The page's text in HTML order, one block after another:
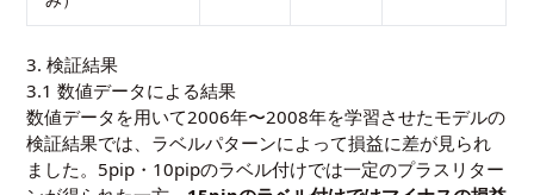
3. 検証結果
3.1 数値データによる結果
数値データを用いて2006年〜2008年を学習させたモデルの
検証結果では、ラベルパターンによって損益に差が見られ
ました。5pip・10pipのラベル付けでは一定のプラスリター